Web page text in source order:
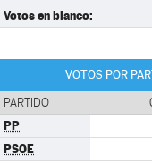
Votos en blanco:
VOTOS POR
PARTIDO
PP
PSOE